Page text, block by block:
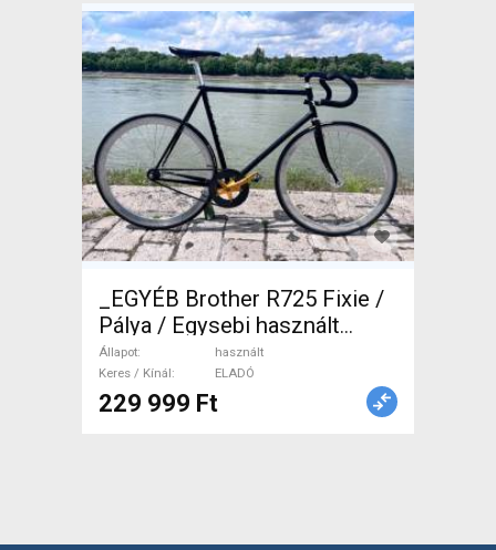
_EGYÉB Brother R725 Fixie /
Pálya / Egysebi használt
ELADÓ
Állapot
használt
Keres / Kínál
ELADÓ
229 999 Ft